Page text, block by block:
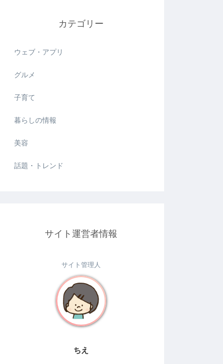
カテゴリー
ウェブ・アプリ
グルメ
子育て
暮らしの情報
美容
話題・トレンド
サイト運営者情報
サイト管理人
ちえ